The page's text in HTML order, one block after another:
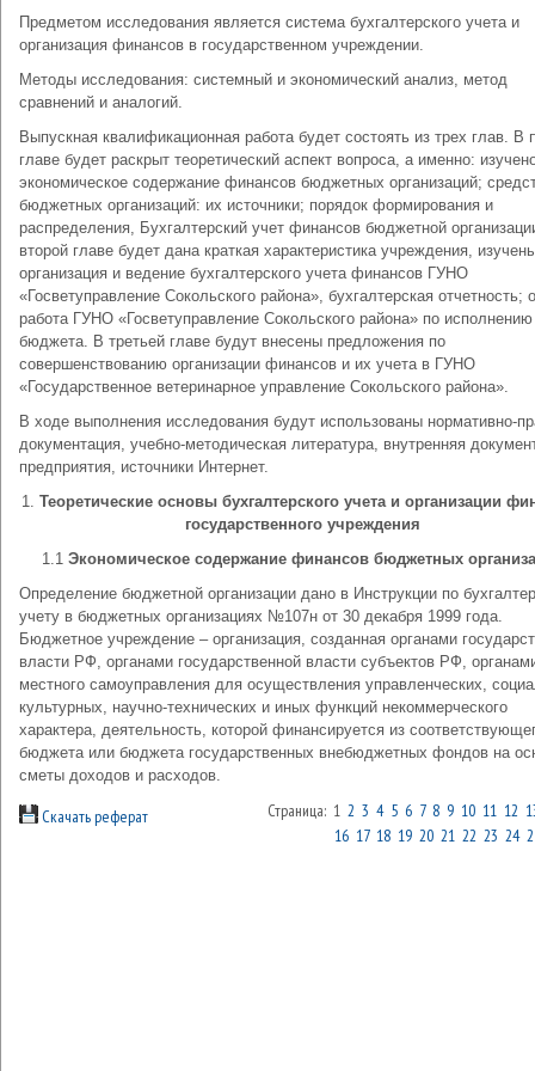
Предметом исследования является система бухгалтерского учета и
организация финансов в государственном учреждении.
Методы исследования: системный и экономический анализ, метод
сравнений и аналогий.
Выпускная квалификационная работа будет состоять из трех глав. В
главе будет раскрыт теоретический аспект вопроса, а именно:
экономическое содержание финансов бюджетных организаций;
бюджетных организаций: их источники; порядок формирования и
распределения, Бухгалтерский учет финансов бюджетной
второй главе будет дана краткая характеристика учреждения,
организация и ведение бухгалтерского учета финансов ГУНО
«Госветуправление Сокольского района», бухгалтерская отчетность;
работа ГУНО «Госветуправление Сокольского района» по исполнению
бюджета. В третьей главе будут внесены предложения по
совершенствованию организации финансов и их учета в ГУНО
«Государственное ветеринарное управление Сокольского района».
В ходе выполнения исследования будут использованы нормативно-
документация, учебно-методическая литература, внутренняя
предприятия, источники Интернет.
1. Теоретические основы бухгалтерского учета и организации
государственного учреждения
1.1 Экономическое содержание финансов бюджетных
Определение бюджетной организации дано в Инструкции по
учету в бюджетных организациях №107н от 30 декабря 1999 года.
Бюджетное учреждение – организация, созданная органами
власти РФ, органами государственной власти субъектов РФ,
местного самоуправления для осуществления управленческих,
культурных, научно-технических и иных функций некоммерческого
характера, деятельность, которой финансируется из
бюджета или бюджета государственных внебюджетных фондов на
сметы доходов и расходов.
Скачать реферат Страница: 1 2 3 4 5 6 7 8 9 10 11 12
16 17 18 19 20 21 22 23 24